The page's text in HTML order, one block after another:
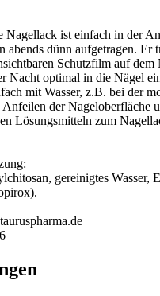
Nagellack ist einfach in der
abends dünn aufgetragen. Er
Schutzfilm auf
Nacht optimal in die Nägel
mit Wasser, z.B. bei der
der Nageloberfläche
Lösungsmitteln zum
gereinigtes Wasser,